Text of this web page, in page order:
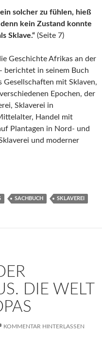
solcher zu fühlen, hieß
kein Zustand konnte
Sklave.“ (Seite 7)
Geschichte Afrikas an der
berichtet in seinem Buch
Gesellschaften mit Sklaven,
Epochen, der
Sklaverei in
Handel mit
Plantagen in Nord- und
und moderner
Antike bis ins 21.
SACHBUCH SKLAVEREI
DIE WELT
KOMMENTAR HINTERLASSEN